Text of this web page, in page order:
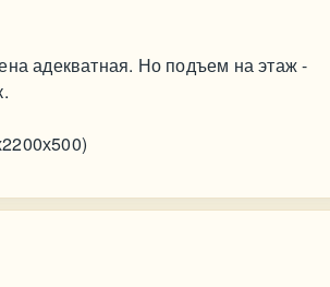
адекватная. Но подъем на этаж -